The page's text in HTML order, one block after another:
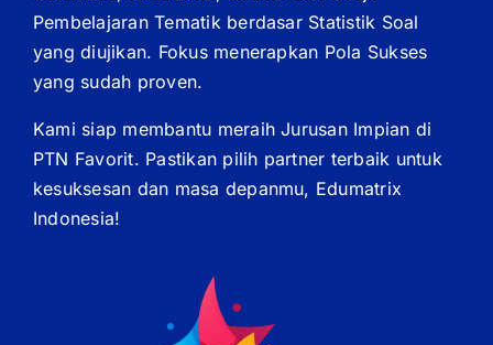
Pembelajaran Tematik berdasar Statistik Soal
yang diujikan. Fokus menerapkan Pola Sukses
yang sudah proven.
Kami siap membantu meraih Jurusan Impian di
PTN Favorit. Pastikan pilih partner terbaik untuk
kesuksesan dan masa depanmu, Edumatrix
Indonesia!